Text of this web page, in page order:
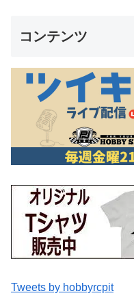
コンテンツ
Tweets by hobbyrcpit